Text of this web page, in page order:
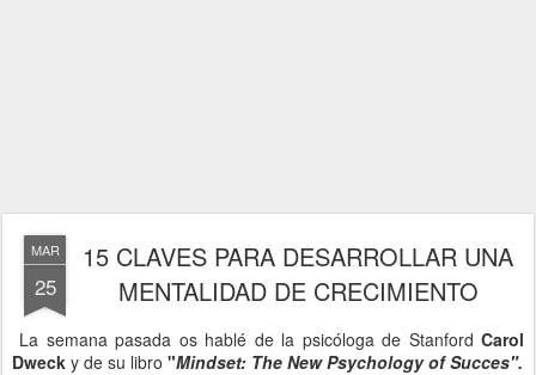
MAR
25
15 CLAVES PARA DESARROLLAR UNA
MENTALIDAD DE CRECIMIENTO
La semana pasada os hablé de la psicóloga de Stanford Carol
Dweck y de su libro "Mindset: The New Psychology of Succes".